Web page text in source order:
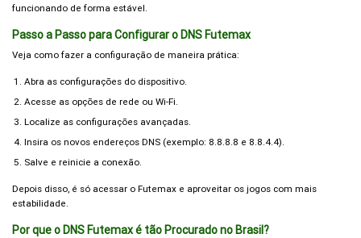
funcionando de forma estável.
Passo a Passo para Configurar o DNS Futemax
Veja como fazer a configuração de maneira prática:
Abra as configurações do dispositivo.
Acesse as opções de rede ou Wi-Fi.
Localize as configurações avançadas.
Insira os novos endereços DNS (exemplo: 8.8.8.8 e 8.8.4.4).
Salve e reinicie a conexão.
Depois disso, é só acessar o Futemax e aproveitar os jogos com mais
estabilidade.
Por que o DNS Futemax é tão Procurado no Brasil?